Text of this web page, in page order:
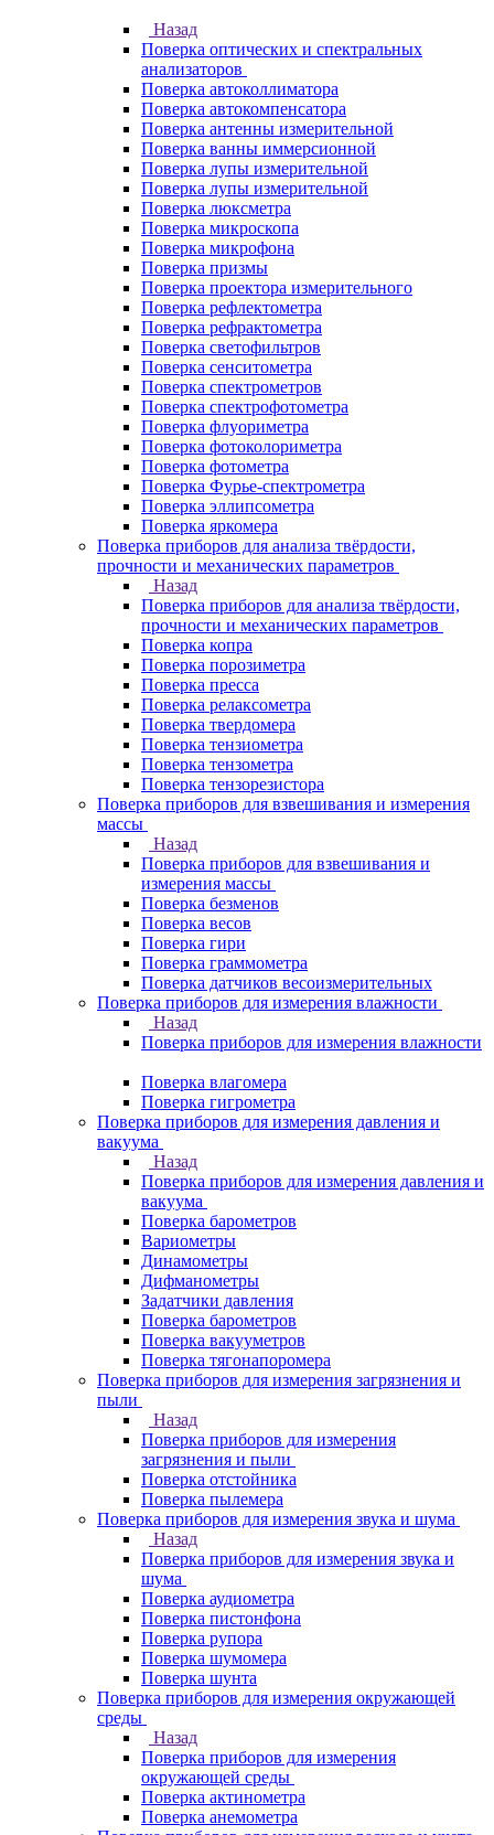
Назад
Поверка оптических и спектральных
анализаторов
Поверка автоколлиматора
Поверка автокомпенсатора
Поверка антенны измерительной
Поверка ванны иммерсионной
Поверка лупы измерительной
Поверка лупы измерительной
Поверка люксметра
Поверка микроскопа
Поверка микрофона
Поверка призмы
Поверка проектора измерительного
Поверка рефлектометра
Поверка рефрактометра
Поверка светофильтров
Поверка сенситометра
Поверка спектрометров
Поверка спектрофотометра
Поверка флуориметра
Поверка фотоколориметра
Поверка фотометра
Поверка Фурье-спектрометра
Поверка эллипсометра
Поверка яркомера
Поверка приборов для анализа твёрдости,
прочности и механических параметров
Назад
Поверка приборов для анализа твёрдости,
прочности и механических параметров
Поверка копра
Поверка порозиметра
Поверка пресса
Поверка релаксометра
Поверка твердомера
Поверка тензиометра
Поверка тензометра
Поверка тензорезистора
Поверка приборов для взвешивания и измерения
массы
Назад
Поверка приборов для взвешивания и
измерения массы
Поверка безменов
Поверка весов
Поверка гири
Поверка граммометра
Поверка датчиков весоизмерительных
Поверка приборов для измерения влажности
Назад
Поверка приборов для измерения влажности
Поверка влагомера
Поверка гигрометра
Поверка приборов для измерения давления и
вакуума
Назад
Поверка приборов для измерения давления и
вакуума
Поверка барометров
Вариометры
Динамометры
Дифманометры
Задатчики давления
Поверка барометров
Поверка вакууметров
Поверка тягонапоромера
Поверка приборов для измерения загрязнения и
пыли
Назад
Поверка приборов для измерения
загрязнения и пыли
Поверка отстойника
Поверка пылемера
Поверка приборов для измерения звука и шума
Назад
Поверка приборов для измерения звука и
шума
Поверка аудиометра
Поверка пистонфона
Поверка рупора
Поверка шумомера
Поверка шунта
Поверка приборов для измерения окружающей
среды
Назад
Поверка приборов для измерения
окружающей среды
Поверка актинометра
Поверка анемометра